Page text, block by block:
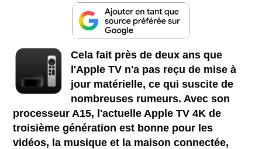
Cela fait près de deux ans que
l'Apple TV n'a pas reçu de mise à
jour matérielle, ce qui suscite de
nombreuses rumeurs. Avec son
processeur A15, l'actuelle Apple TV 4K de
troisième génération est bonne pour les
vidéos, la musique et la maison connectée,